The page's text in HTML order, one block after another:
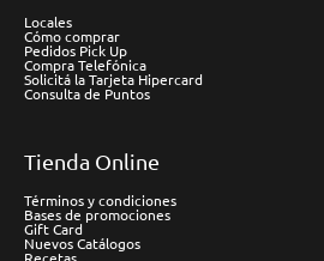
Locales
Cómo comprar
Pedidos Pick Up
Compra Telefónica
Solicitá la Tarjeta Hipercard
Consulta de Puntos
Tienda Online
Términos y condiciones
Bases de promociones
Gift Card
Nuevos Catálogos